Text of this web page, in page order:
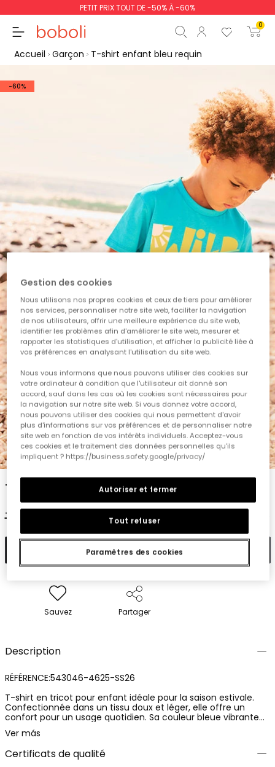
PETIT PRIX TOUT DE -50% À -60%
0
0,00 €
0,00 €
Commencer la
Accueil Garçon T-shirt enfant bleu requin
-60%
1 2 3 4 5
T-shirt enfant bleu requin
17,95 €
7,15 €
Ajouter
Sauvez Partager
Description
RÉFÉRENCE:543046-4625-SS26
T-shirt en tricot pour enfant idéale pour la saison estivale.
Confectionnée dans un tissu doux et léger, elle offre un
confort pour un usage quotidien. Sa couleur bleue vibrante
présente un design amusant incluant un requin et des lettres
accrocheuses. Parfaite pour les enfants de 12 mois à 10 ans.
Associez-la à un short ou un jean pour un look décontracté
et coloré que les petits vont adorer.
Ver más
Certificats de qualité
Gestion des cookies
Nous utilisons nos propres cookies et ceux de tiers pour améliorer
nos services, personnaliser notre site web, faciliter la navigation
de nos utilisateurs, offrir une meilleure expérience du site web,
identifier les problèmes afin d'améliorer le site web, mesurer et
rapporter les statistiques d'utilisation, et afficher la publicité liée à
vos préférences en analysant l'utilisation du site web.
Nous vous informons que nous pouvons utiliser des cookies sur
votre ordinateur à condition que l'utilisateur ait donné son
accord, sauf dans les cas où les cookies sont nécessaires pour
la navigation sur notre site web. Si vous donnez votre accord,
nous pouvons utiliser des cookies qui nous permettent d'avoir
plus d'informations sur vos préférences et de personnaliser notre
site web en fonction de vos intérêts individuels. Acceptez-vous
ces cookies et le traitement des données personnelles qu'ils
impliquent ? https://business.safety.google/privacy/
Paramètres des cookies
Tout refuser
Autoriser et fermer